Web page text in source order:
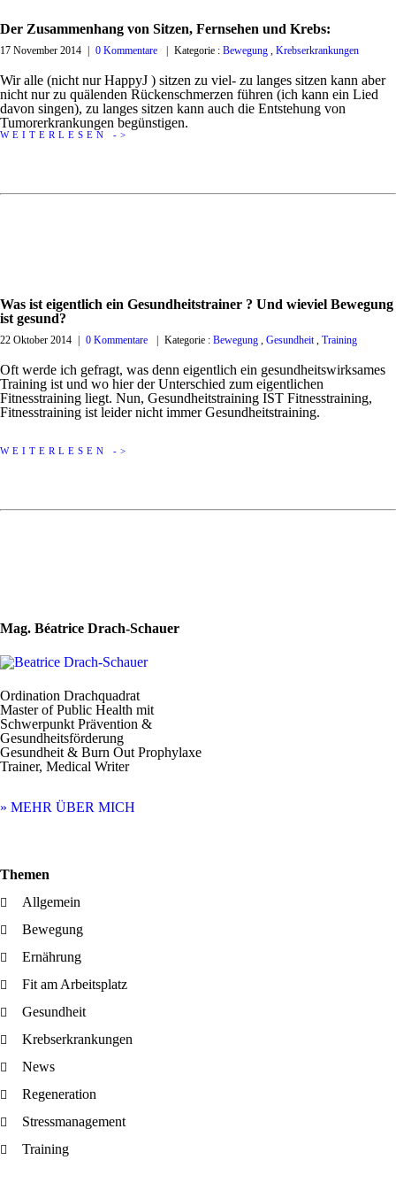
Der Zusammenhang von Sitzen, Fernsehen und Krebs:
17 November 2014 0 Kommentare Kategorie : Bewegung , Krebserkrankungen
Wir alle (nicht nur HappyJ ) sitzen zu viel- zu langes sitzen kann aber
nicht nur zu quälenden Rückenschmerzen führen (ich kann ein Lied
davon singen), zu langes sitzen kann auch die Entstehung von
Tumorerkrankungen begünstigen.
WEITERLESEN ->
Was ist eigentlich ein Gesundheitstrainer ? Und wieviel Bewegung
ist gesund?
22 Oktober 2014 0 Kommentare Kategorie : Bewegung , Gesundheit, Training
Oft werde ich gefragt, was denn eigentlich ein gesundheitswirksames
Training ist und wo hier der Unterschied zum eigentlichen
Fitnesstraining liegt. Nun, Gesundheitstraining IST Fitnesstraining,
Fitnesstraining ist leider nicht immer Gesundheitstraining.
WEITERLESEN ->
Mag. Béatrice Drach-Schauer
Ordination Drachquadrat
Master of Public Health mit
Schwerpunkt Prävention &
Gesundheitsförderung
Gesundheit & Burn Out Prophylaxe
Trainer, Medical Writer
» MEHR ÜBER MICH
Themen
Allgemein
Bewegung
Ernährung
Fit am Arbeitsplatz
Gesundheit
Krebserkrankungen
News
Regeneration
Stressmanagement
Training